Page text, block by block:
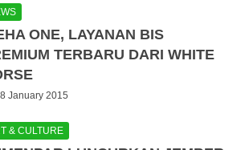
ONE, LAYANAN BIS
TERBARU DARI WHITE
January 2015
& CULTURE